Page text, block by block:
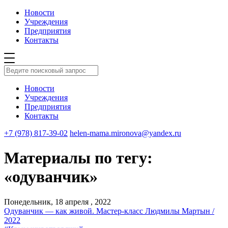
Новости
Учреждения
Предприятия
Контакты
Новости
Учреждения
Предприятия
Контакты
+7 (978) 817-39-02 helen-mama.mironova@yandex.ru
Материалы по тегу:
«одуванчик»
Понедельник, 18 апреля , 2022
Одуванчик — как живой. Мастер-класс Людмилы Мартын /
2022